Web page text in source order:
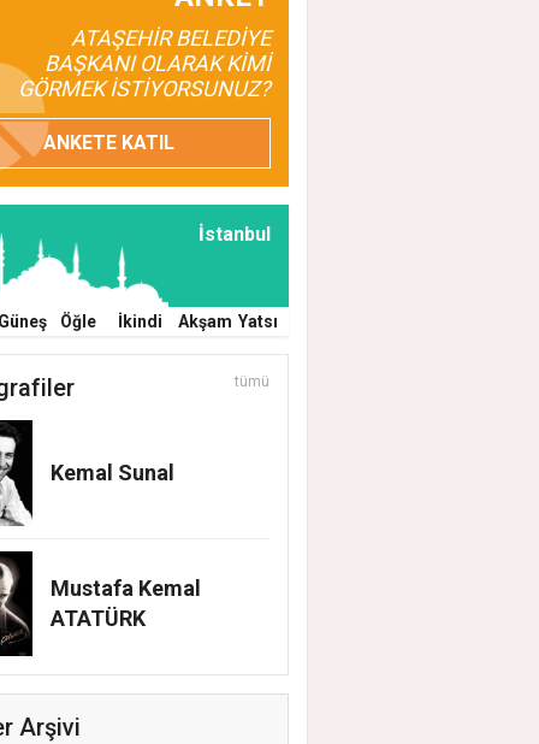
BELEDİYESİ’NİN EĞİTİM
YENİ DÖNEMDE DE SÜRÜYOR
ATAŞEHİR BELEDİYE
BAŞKANI OLARAK KİMİ
GÖRMEK İSTİYORSUNUZ?
ANKETE KATIL
İstanbul
Güneş Öğle İkindi Akşam Yatsı
tümü
Kemal Sunal
Mustafa Kemal
ATATÜRK
Arşivi